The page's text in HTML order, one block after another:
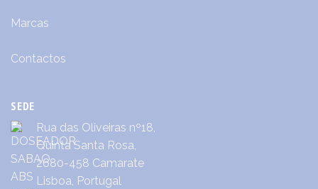
Marcas
Contactos
SEDE
Rua das Oliveiras nº18,
Quinta Santa Rosa,
2680-458 Camarate
Lisboa, Portugal